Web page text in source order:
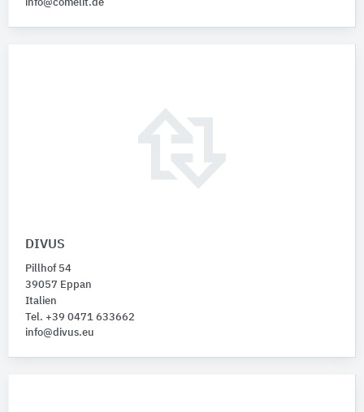
info@comelit.de
DIVUS
Pillhof 54
39057 Eppan
Italien
Tel. +39 0471 633662
info@divus.eu